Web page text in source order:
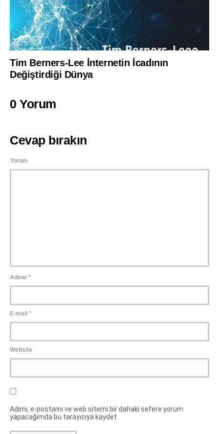
Tim Berners-Lee İnternetin İcadının
Değiştirdiği Dünya
0 Yorum
Cevap bırakın
Yorum
Adınız *
E-mail *
Website
Adımı, e-postamı ve web sitemi bir dahaki sefere yorum
yapacağımda bu tarayıcıya kaydet